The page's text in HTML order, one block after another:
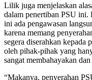
Lilik juga menjelaskan
dalam penertiban PSU ini.
ini ada pengawasan
karena memang
segera diserahkan kepada
oleh pihak-pihak yang
sangat membahayakan
“Makanya, penyerahan